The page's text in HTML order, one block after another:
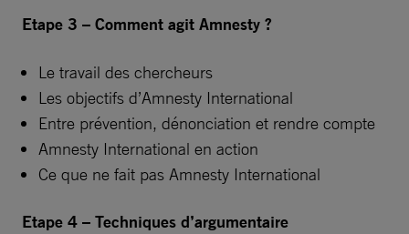
Etape 3 – Comment agit Amnesty ?
Le travail des chercheurs
Les objectifs d’Amnesty International
Entre prévention, dénonciation et rendre compte
Amnesty International en action
Ce que ne fait pas Amnesty International
Etape 4 – Techniques d’argumentaire